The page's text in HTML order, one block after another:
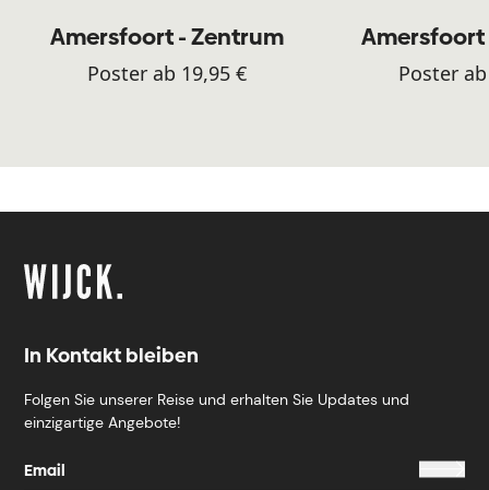
Amersfoort - Zentrum
Poster ab 19,95 € Poster
In Kontakt bleiben
Folgen Sie unserer Reise und erhalten Sie Updates und
einzigartige Angebote!